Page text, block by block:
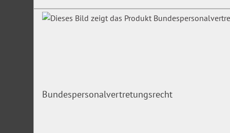
Antworten zu diesen und weiteren Fragen beantwortet
Fragen zu den Aushangpflichtigen.
Bundespersonalvertretungsrecht